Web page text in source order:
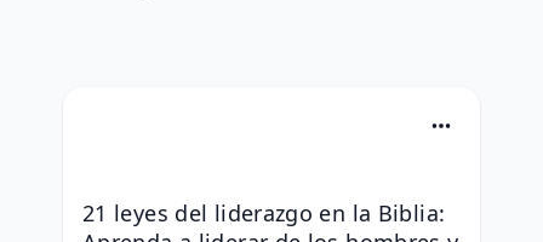
21 leyes del liderazgo en la Biblia: